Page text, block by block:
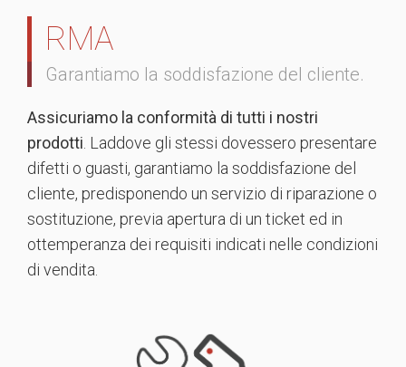
RMA
Garantiamo la soddisfazione del cliente.
Assicuriamo la conformità di tutti i nostri
prodotti. Laddove gli stessi dovessero presentare
difetti o guasti, garantiamo la soddisfazione del
cliente, predisponendo un servizio di riparazione o
sostituzione, previa apertura di un ticket ed in
ottemperanza dei requisiti indicati nelle condizioni
di vendita.